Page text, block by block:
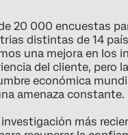
20 000 encuestas
distintas de 14
una mejora en los
del cliente, pero la
económica
amenaza constante.
más